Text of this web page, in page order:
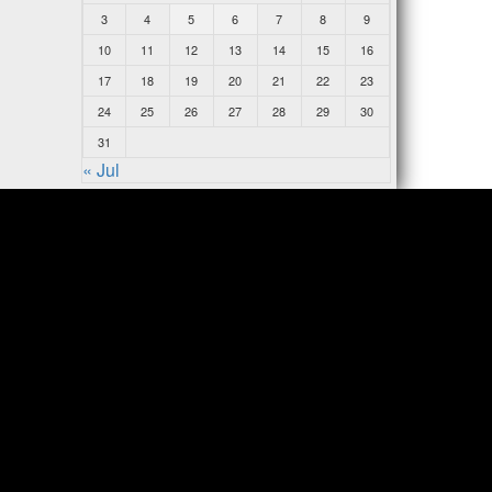
3
4 5 6 7 8
9
10
11 12 13 14 15
16
17
18 19 20 21 22
23
24
25 26 27 28 29
30
31
« Jul